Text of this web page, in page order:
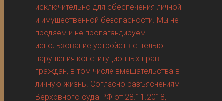
исключительно для обеспечения личной
и имущественной безопасности. Мы не
продаём и не пропагандируем
использование устройств с целью
нарушения конституционных прав
граждан, в том числе вмешательства в
личную жизнь. Согласно разъяснениям
Верховного суда РФ от 28.11.2018,